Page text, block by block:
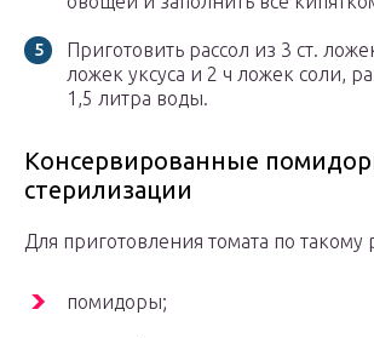
Приготовить рассол из 3 ст.
ложек уксуса и 2 ч ложек соли,
1,5 литра воды.
Консервированные
стерилизации
Для приготовления томата по
помидоры;